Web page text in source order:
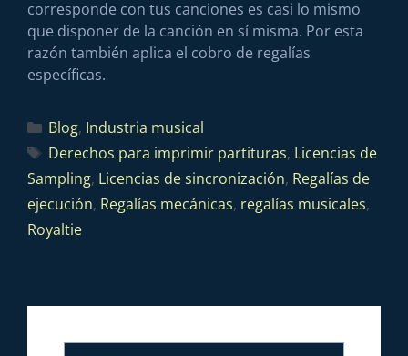
corresponde con tus canciones es casi lo mismo
que disponer de la canción en sí misma. Por esta
razón también aplica el cobro de regalías
específicas.
Blog, Industria musical
Derechos para imprimir partituras, Licencias de
Sampling, Licencias de sincronización, Regalías de
ejecución, Regalías mecánicas, regalías musicales,
Royaltie